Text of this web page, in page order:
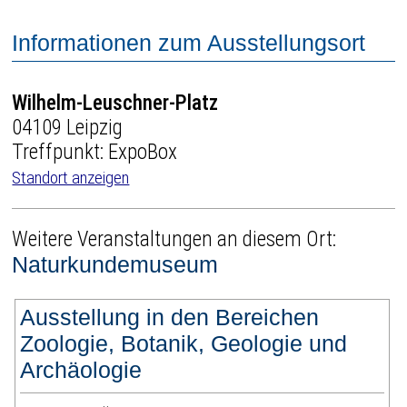
Informationen zum Ausstellungsort
Wilhelm-Leuschner-Platz
04109 Leipzig
Treffpunkt: ExpoBox
Standort anzeigen
Weitere Veranstaltungen an diesem Ort:
Naturkundemuseum
Ausstellung in den Bereichen
Zoologie, Botanik, Geologie und
Archäologie